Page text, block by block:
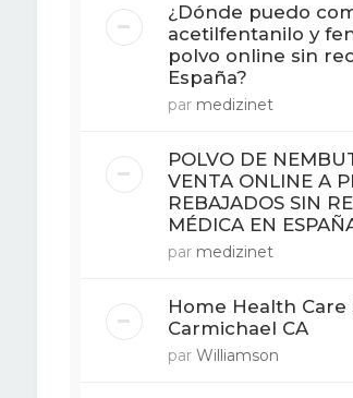
¿Dónde puedo
acetilfentanilo y
polvo online sin
España?
par medizinet
POLVO DE
VENTA ONLINE A
REBAJADOS SIN
MÉDICA EN
par medizinet
Home Health Care
Carmichael CA
par Williamson